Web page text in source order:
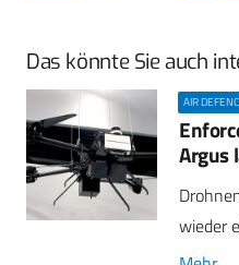
Das könnte Sie auch
AIR
Argus
wieder